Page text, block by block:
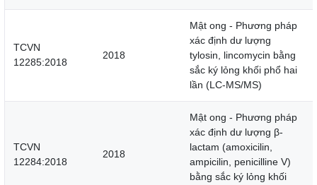
TCVN
12285:2018
2018
Mật ong - Phương pháp
xác định dư lượng
tylosin, lincomycin bằng
sắc ký lỏng khối phổ hai
lần (LC-MS/MS)
TCVN
12284:2018
2018
Mật ong - Phương pháp
xác định dư lượng β-
lactam (amoxicilin,
ampicilin, penicilline V)
bằng sắc ký lỏng khối